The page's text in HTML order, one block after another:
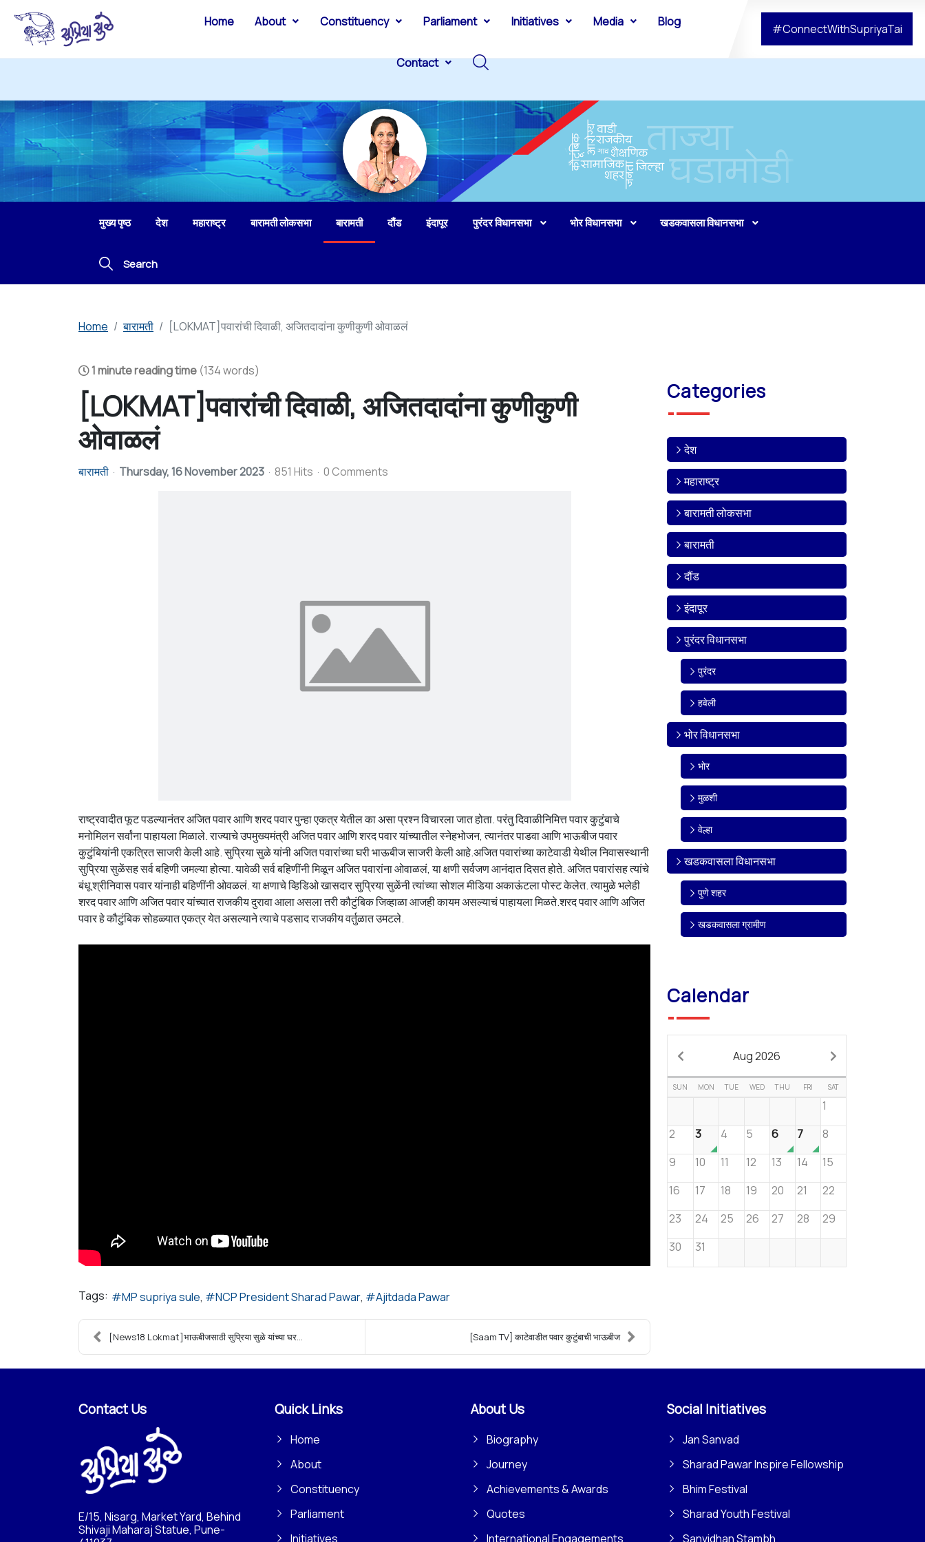
Home About Constituency Parliament Initiatives Media Blog
Contact
#ConnectWithSupriyaTai
मुख्य पृष्ठ देश महाराष्ट्र बारामती लोकसभा बारामती दौंड इंदापूर पुरंदर विधानसभा भोर विधानसभा खडकवासला विधानसभा
Search
Home बारामती [LOKMAT]पवारांची दिवाळी, अजितदादांना कुणीकुणी ओवाळलं
1 minute reading time (134 words)
[LOKMAT]पवारांची दिवाळी, अजितदादांना कुणीकुणी
ओवाळलं
बारामती Thursday, 16 November 2023 851 Hits 0 Comments
राष्ट्रवादीत फूट पडल्यानंतर अजित पवार आणि शरद पवार पुन्हा एकत्र येतील का असा प्रश्न विचारला जात होता. परंतु दिवाळीनिमित्त पवार कुटुंबाचे
मनोमिलन सर्वांना पाहायला मिळाले. राज्याचे उपमुख्यमंत्री अजित पवार आणि शरद पवार यांच्यातील स्नेहभोजन, त्यानंतर पाडवा आणि भाऊबीज पवार
कुटुंबियांनी एकत्रित साजरी केली आहे. सुप्रिया सुळे यांनी अजित पवारांच्या घरी भाऊबीज साजरी केली आहे.अजित पवारांच्या काटेवाडी येथील निवासस्थानी
सुप्रिया सुळेंसह सर्व बहिणी जमल्या होत्या. यावेळी सर्व बहिणींनी मिळून अजित पवारांना ओवाळलं, या क्षणी सर्वजण आनंदात दिसत होते. अजित पवारांसह त्यांचे
बंधू श्रीनिवास पवार यांनाही बहिणींनी ओवळलं. या क्षणाचे व्हिडिओ खासदार सुप्रिया सुळेंनी त्यांच्या सोशल मीडिया अकाऊंटला पोस्ट केलेत. त्यामुळे भलेही
शरद पवार आणि अजित पवार यांच्यात राजकीय दुरावा आला असला तरी कौटुंबिक जिव्हाळा आजही कायम असल्याचं पाहायला मिळते.शरद पवार आणि अजित
पवार हे कौटुंबिक सोहळ्यात एकत्र येत असल्याने त्याचे पडसाद राजकीय वर्तुळात उमटले.
Tags: MP supriya sule NCP President Sharad Pawar Ajitdada Pawar
[News18 Lokmat]भाऊबीजसाठी सुप्रिया सुळे यांच्या घर... [Saam TV] काटेवाडीत पवार कुटुंबाची भाऊबीज
Categories
देश
महाराष्ट्र
बारामती लोकसभा
बारामती
दौंड
इंदापूर
पुरंदर विधानसभा
पुरंदर
हवेली
भोर विधानसभा
भोर
मुळशी
वेल्हा
खडकवासला विधानसभा
पुणे शहर
खडकवासला ग्रामीण
Calendar
Aug 2026
SUN MON TUE WED THU FRI SAT
1
2
3 4 5 6 7
8
9
10 11 12 13 14
15
16
17 18 19 20 21
22
23
24 25 26 27 28
29
30
31
Contact Us
E/15, Nisarg, Market Yard, Behind
Shivaji Maharaj Statue, Pune-
Quick Links
Home
About
Constituency
Parliament
Initiatives
About Us
Biography
Journey
Achievements & Awards
Quotes
International Engagements
Social Initiatives
Jan Sanvad
Sharad Pawar Inspire Fellowship
Bhim Festival
Sharad Youth Festival
Sanvidhan Stambh